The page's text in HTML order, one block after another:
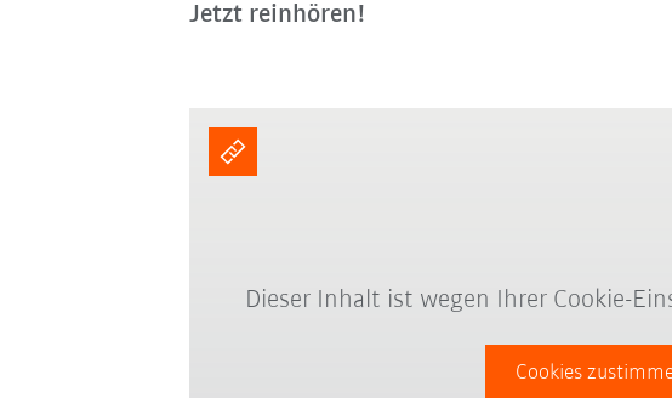
Jetzt reinhören!
Dieser Inhalt ist wegen Ihrer Cookie-
Cookies